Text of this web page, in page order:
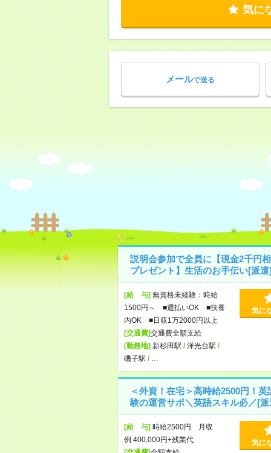
気に
メールで送る
説明会参加で全員に【現金2千円
プレゼント】生活のお手伝い[派遣
[給 与]無資格未経験：時給
1500円～ ■週払いOK ■扶養
内OK ■日収1万2000円以上
[交通費]交通費全額支給
[勤務地]新杉田駅 /洋光台駅 /
磯子駅 /
気に
＜外資！在宅＞高時給2500円！英
験の運営サポ＼英語スキル必／[
[給 与]時給2500円 月収
例 400,000円+残業代
気に